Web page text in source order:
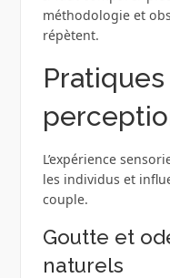
méthodologie et
répètent.
L’expérience
les individus et
couple.
Goutte et
naturels